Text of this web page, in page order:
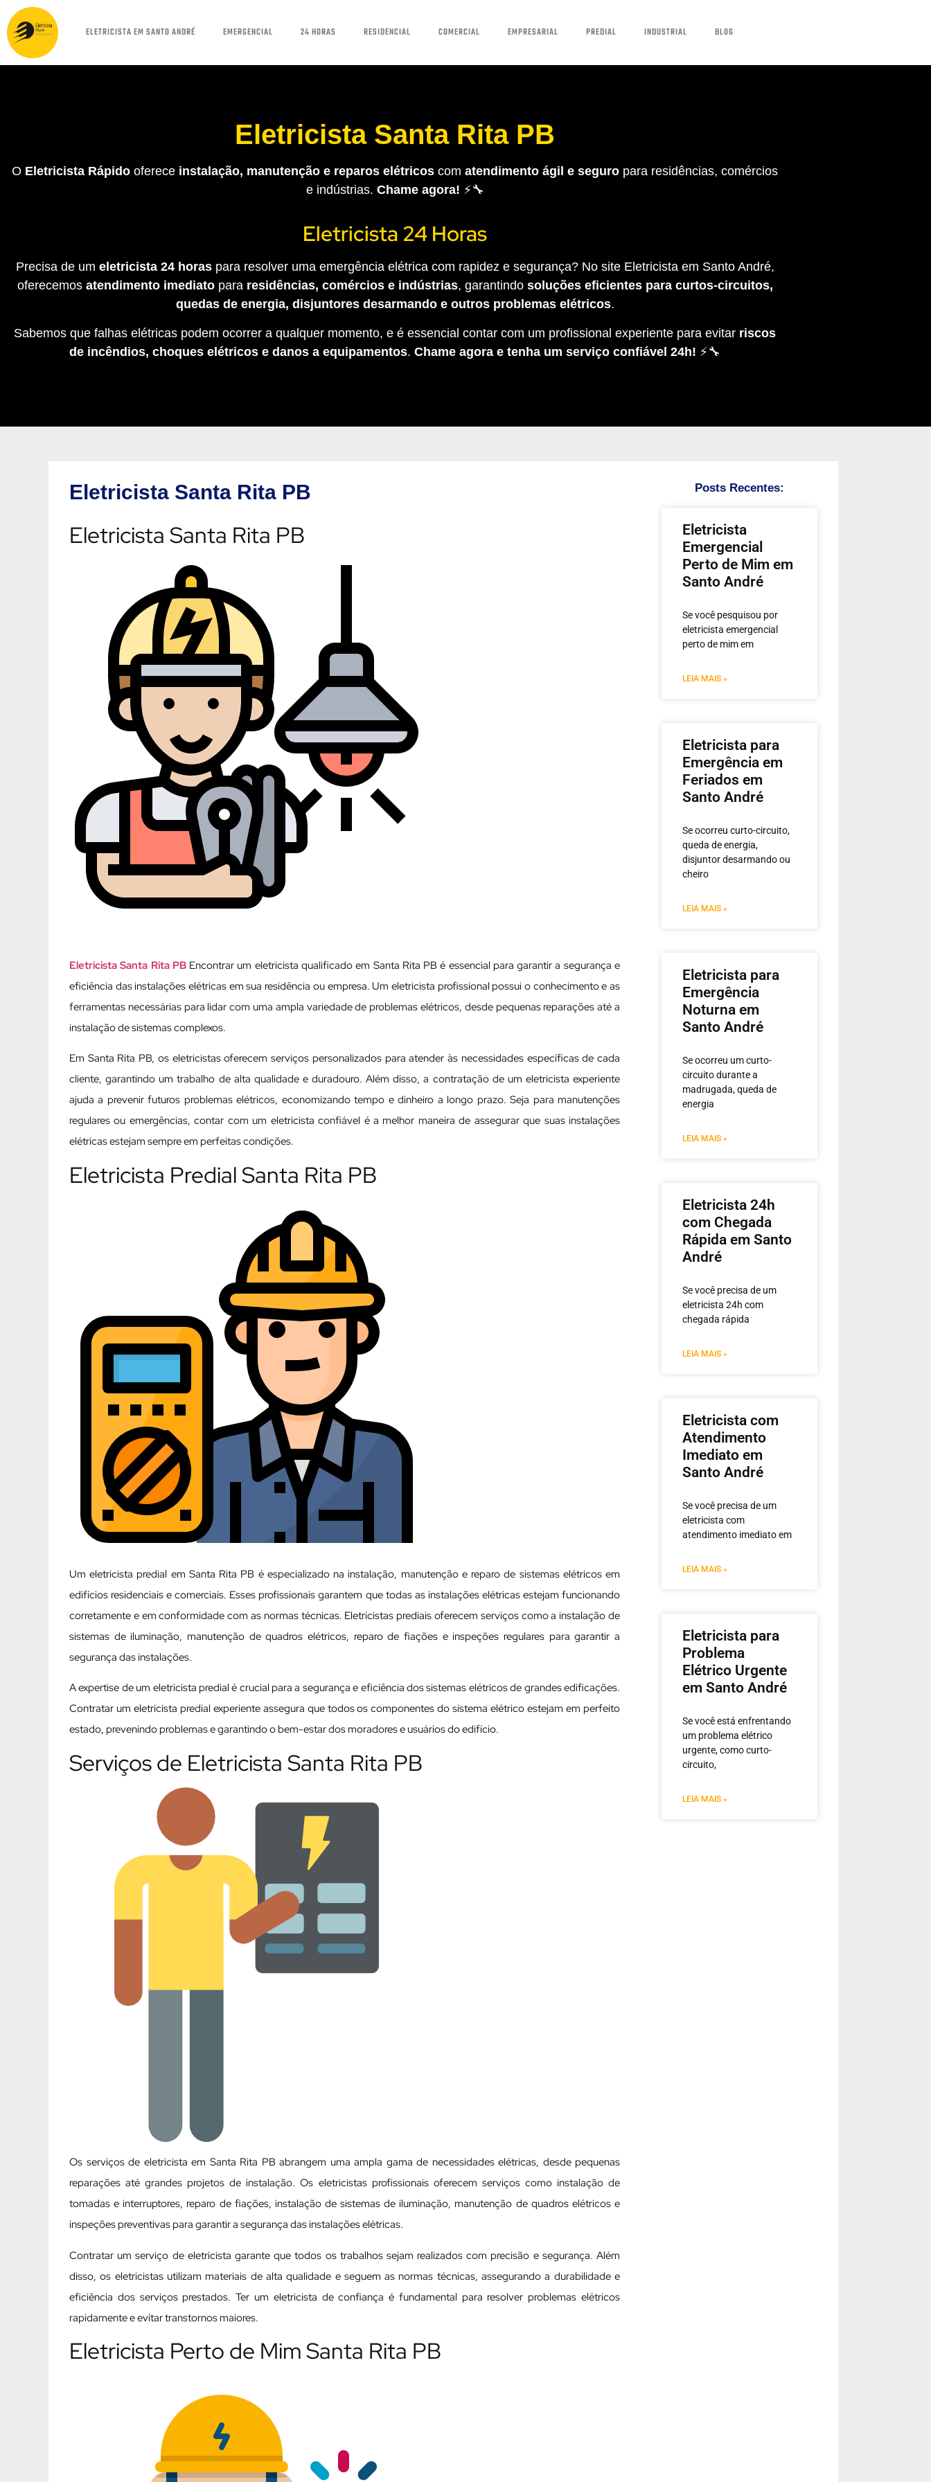
ELETRICISTA EM SANTO ANDRÉ EMERGENCIAL 24 HORAS RESIDENCIAL COMERCIAL EMPRESARIAL PREDIAL INDUSTRIAL BLOG
Eletricista Santa Rita PB
O Eletricista Rápido oferece instalação, manutenção e reparos elétricos com atendimento ágil e seguro para residências, comércios
e indústrias. Chame agora! ⚡🔧
Eletricista 24 Horas
Precisa de um eletricista 24 horaspara resolver uma emergência elétrica com rapidez e segurança? No site Eletricista em Santo André,
oferecemos atendimento imediatopara residências, comércios e indústrias, garantindo soluções eficientes para curtos-circuitos,
quedas de energia, disjuntores desarmando e outros problemas elétricos.
Sabemos que falhas elétricas podem ocorrer a qualquer momento, e é essencial contar com um profissional experiente para evitar riscos
de incêndios, choques elétricos e danos a equipamentos. Chame agora e tenha um serviço confiável 24h! ⚡🔧
Eletricista Santa Rita PB
Eletricista Santa Rita PB
Eletricista Santa Rita PBEncontrar um eletricista qualificado em Santa Rita PB é essencial para garantir a segurança e
eficiência das instalações elétricas em sua residência ou empresa. Um eletricista profissional possui o conhecimento e as
ferramentas necessárias para lidar com uma ampla variedade de problemas elétricos, desde pequenas reparações até a
instalação de sistemas complexos.
Em Santa Rita PB, os eletricistas oferecem serviços personalizados para atender às necessidades específicas de cada
cliente, garantindo um trabalho de alta qualidade e duradouro. Além disso, a contratação de um eletricista experiente
ajuda a prevenir futuros problemas elétricos, economizando tempo e dinheiro a longo prazo. Seja para manutenções
regulares ou emergências, contar com um eletricista confiável é a melhor maneira de assegurar que suas instalações
elétricas estejam sempre em perfeitas condições.
Eletricista Predial Santa Rita PB
Um eletricista predial em Santa Rita PB é especializado na instalação, manutenção e reparo de sistemas elétricos em
edifícios residenciais e comerciais. Esses profissionais garantem que todas as instalações elétricas estejam funcionando
corretamente e em conformidade com as normas técnicas. Eletricistas prediais oferecem serviços como a instalação de
sistemas de iluminação, manutenção de quadros elétricos, reparo de fiações e inspeções regulares para garantir a
segurança das instalações.
A expertise de um eletricista predial é crucial para a segurança e eficiência dos sistemas elétricos de grandes edificações.
Contratar um eletricista predial experiente assegura que todos os componentes do sistema elétrico estejam em perfeito
estado, prevenindo problemas e garantindo o bem-estar dos moradores e usuários do edifício.
Serviços de Eletricista Santa Rita PB
Os serviços de eletricista em Santa Rita PB abrangem uma ampla gama de necessidades elétricas, desde pequenas
reparações até grandes projetos de instalação. Os eletricistas profissionais oferecem serviços como instalação de
tomadas e interruptores, reparo de fiações, instalação de sistemas de iluminação, manutenção de quadros elétricos e
inspeções preventivas para garantir a segurança das instalações elétricas.
Contratar um serviço de eletricista garante que todos os trabalhos sejam realizados com precisão e segurança. Além
disso, os eletricistas utilizam materiais de alta qualidade e seguem as normas técnicas, assegurando a durabilidade e
eficiência dos serviços prestados. Ter um eletricista de confiança é fundamental para resolver problemas elétricos
rapidamente e evitar transtornos maiores.
Eletricista Perto de Mim Santa Rita PB
Posts Recentes:
Eletricista
Emergencial
Perto de Mim em
Santo André
Se você pesquisou por
eletricista emergencial
perto de mim em
LEIA MAIS »
Eletricista para
Emergência em
Feriados em
Santo André
Se ocorreu curto-circuito,
queda de energia,
disjuntor desarmando ou
cheiro
LEIA MAIS »
Eletricista para
Emergência
Noturna em
Santo André
Se ocorreu um curto-
circuito durante a
madrugada, queda de
energia
LEIA MAIS »
Eletricista 24h
com Chegada
Rápida em Santo
André
Se você precisa de um
eletricista 24h com
chegada rápida
LEIA MAIS »
Eletricista com
Atendimento
Imediato em
Santo André
Se você precisa de um
eletricista com
atendimento imediato em
LEIA MAIS »
Eletricista para
Problema
Elétrico Urgente
em Santo André
Se você está enfrentando
um problema elétrico
urgente, como curto-
circuito,
LEIA MAIS »